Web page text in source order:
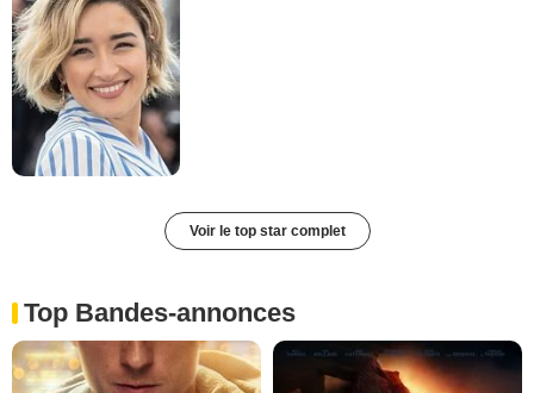
Voir le top star complet
Top Bandes-annonces